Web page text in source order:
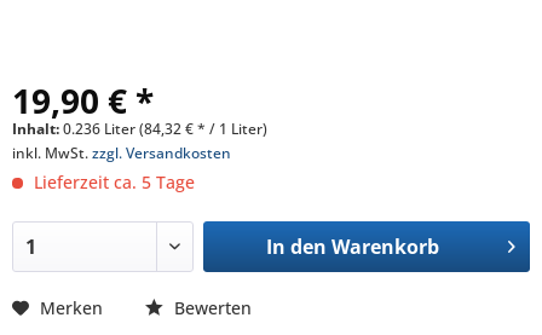
19,90 € *
Inhalt:0.236 Liter (84,32 € * / 1 Liter)
inkl. MwSt.zzgl. Versandkosten
Lieferzeit ca. 5 Tage
In den Warenkorb
Merken Bewerten